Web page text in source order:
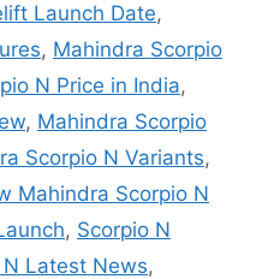
Launch Date,
, Mahindra Scorpio
N Price in India,
, Mahindra Scorpio
Scorpio N Variants,
Mahindra Scorpio N
, Scorpio N
N Latest News,